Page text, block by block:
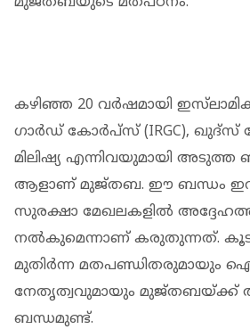
കഴിഞ്ഞ 20 വർഷമായി
ഗാർഡ് കോർപ്സ് (IRGC),
മിലിഷ്യ എന്നിവയുമായി
ആളാണ് മുജ്തബ. ഈ ബന്ധം
സുരക്ഷാ മേഖലകളിൽ
നൽകുമെന്നാണ് കരുതുന്നത്.
മുതിർന്ന മതപണ്ഡിതരുമായും
നേതൃത്വവുമായും മുജ്തബയ്ക്ക്
ബന്ധമുണ്ട്.